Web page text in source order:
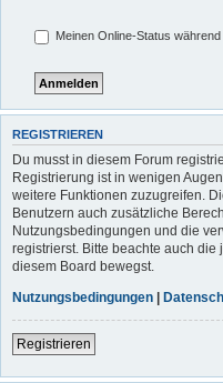
Meinen Online-Status
REGISTRIEREN
Du musst in diesem Forum
Registrierung ist in wenigen
weitere Funktionen zuzugreifen.
Benutzern auch zusätzliche
Nutzungsbedingungen und die
registrierst. Bitte beachte auch
diesem Board bewegst.
Nutzungsbedingungen
Registrieren